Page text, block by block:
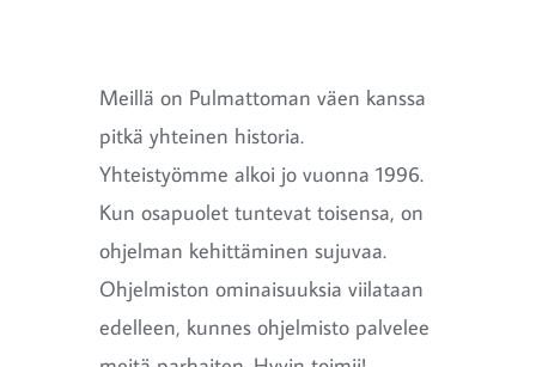
Meillä on Pulmattoman väen kanssa
pitkä yhteinen historia.
Yhteistyömme alkoi jo vuonna 1996.
Kun osapuolet tuntevat toisensa, on
ohjelman kehittäminen sujuvaa.
Ohjelmiston ominaisuuksia viilataan
edelleen, kunnes ohjelmisto palvelee